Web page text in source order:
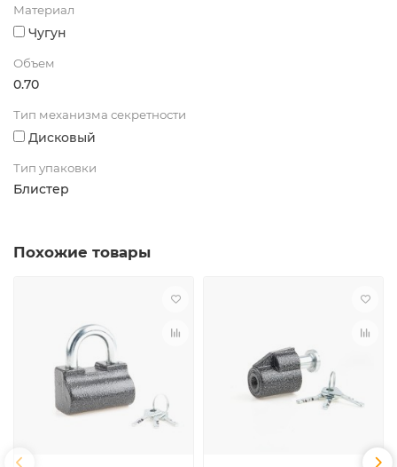
Материал
Чугун
Объем
0.70
Тип механизма секретности
Дисковый
Тип упаковки
Блистер
Похожие товары